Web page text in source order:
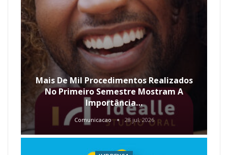
Mais De Mil Procedimentos Realizados
No Primeiro Semestre Mostram A
Importância…
Comunicacao 28 jul, 2026